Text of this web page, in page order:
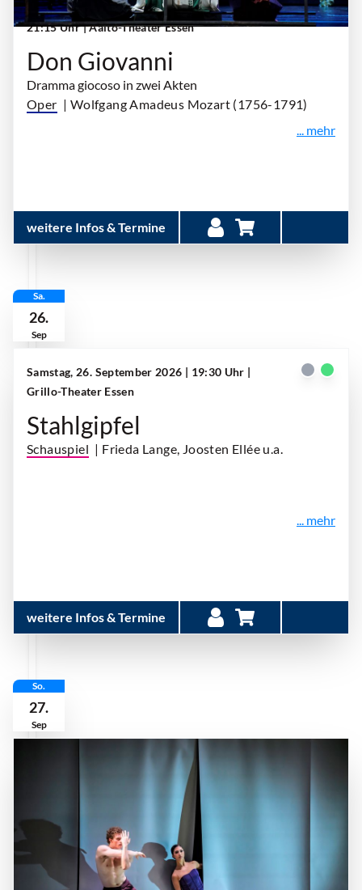
Sonntag, 20. September 2026 | 18:00 Uhr -
21:15 Uhr| Aalto-Theater Essen
Don Giovanni
Dramma giocoso in zwei Akten
Oper | Wolfgang Amadeus Mozart (1756-1791)
... mehr
weitere Infos & Termine
Sa.
26.
Sep
Samstag, 26. September 2026 | 19:30 Uhr |
Grillo-Theater Essen
Stahlgipfel
Schauspiel | Frieda Lange, Joosten Ellée u.a.
... mehr
weitere Infos & Termine
So.
27.
Sep